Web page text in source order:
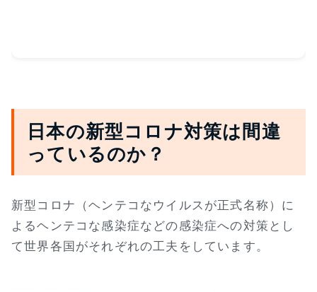
日本の新型コロナ対策は間違
っているのか？
新型コロナ（ヘンテコなウイルスが正式名称）に
よるヘンテコな感染症などの感染症への対策とし
て世界各国がそれぞれの工夫をしています。